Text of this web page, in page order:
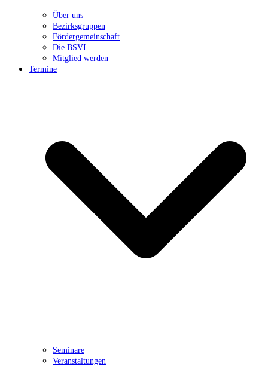
Über uns
Bezirksgruppen
Fördergemeinschaft
Die BSVI
Mitglied werden
Termine
Seminare
Veranstaltungen